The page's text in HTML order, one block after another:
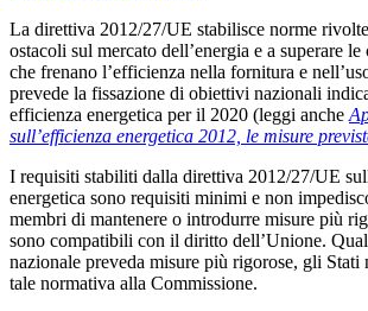
La direttiva 2012/27/UE stabilisce norme
ostacoli sul mercato dell’energia e a superare le
che frenano l’efficienza nella fornitura e
prevede la fissazione di obiettivi nazionali
efficienza energetica per il 2020 (leggi anche
sull’efficienza energetica 2012, le misure
I requisiti stabiliti dalla direttiva 2012/27/UE
energetica sono requisiti minimi e non
membri di mantenere o introdurre misure più
sono compatibili con il diritto dell’Unione.
nazionale preveda misure più rigorose, gli
tale normativa alla Commissione.